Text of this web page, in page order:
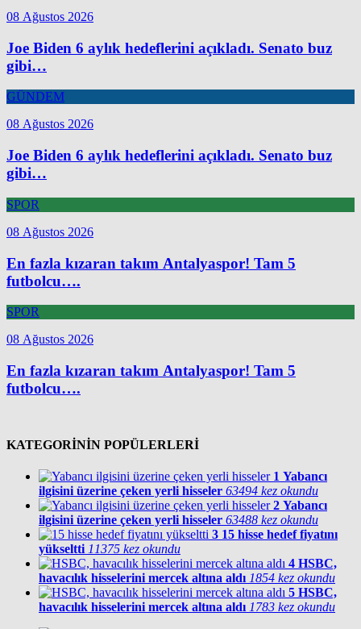
08 Ağustos 2026
Joe Biden 6 aylık hedeflerini açıkladı. Senato buz
gibi…
GÜNDEM
08 Ağustos 2026
Joe Biden 6 aylık hedeflerini açıkladı. Senato buz
gibi…
SPOR
08 Ağustos 2026
En fazla kızaran takım Antalyaspor! Tam 5
futbolcu….
SPOR
08 Ağustos 2026
En fazla kızaran takım Antalyaspor! Tam 5
futbolcu….
KATEGORİNİN POPÜLERLERİ
1 Yabancı
ilgisini üzerine çeken yerli hisseler 63494 kez okundu
2 Yabancı
ilgisini üzerine çeken yerli hisseler 63488 kez okundu
3 15 hisse hedef fiyatını
yükseltti 11375 kez okundu
4 HSBC,
havacılık hisselerini mercek altına aldı 1854 kez okundu
5 HSBC,
havacılık hisselerini mercek altına aldı 1783 kez okundu